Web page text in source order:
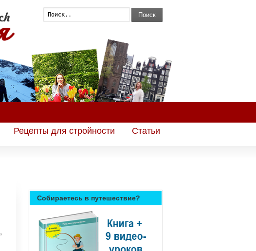
Поиск
Рецепты для стройности Статьи
,
Собираетесь в путешествие?